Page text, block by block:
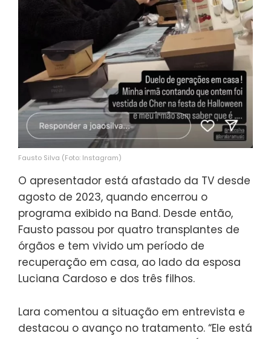
Fausto Silva (Foto: Instagram)
O apresentador está afastado da TV desde
agosto de 2023, quando encerrou o
programa exibido na Band. Desde então,
Fausto passou por quatro transplantes de
órgãos e tem vivido um período de
recuperação em casa, ao lado da esposa
Luciana Cardoso e dos três filhos.
Lara comentou a situação em entrevista e
destacou o avanço no tratamento. “Ele está